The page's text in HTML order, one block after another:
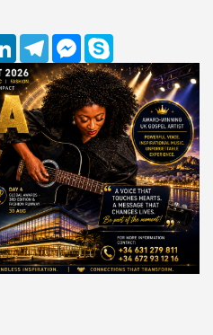
LinkedInTelegramMessenger